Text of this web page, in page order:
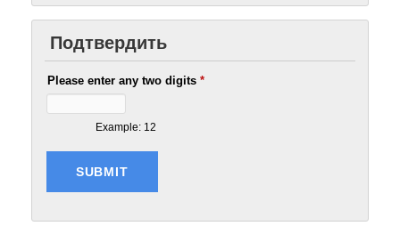
Подтвердить
Please enter any two digits *
Example: 12